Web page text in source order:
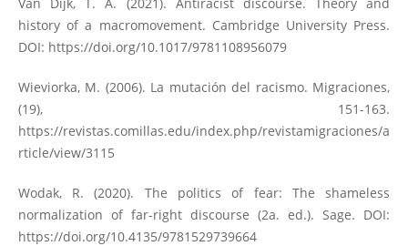
history of a macromovement. Cambridge University Press.
DOI: https://doi.org/10.1017/9781108956079
Wieviorka, M. (2006). La mutación del racismo. Migraciones,
(19), 151-163.
https://revistas.comillas.edu/index.php/revistamigraciones/a
rticle/view/3115
Wodak, R. (2020). The politics of fear: The shameless
normalization of far-right discourse (2a. ed.). Sage. DOI:
https://doi.org/10.4135/9781529739664